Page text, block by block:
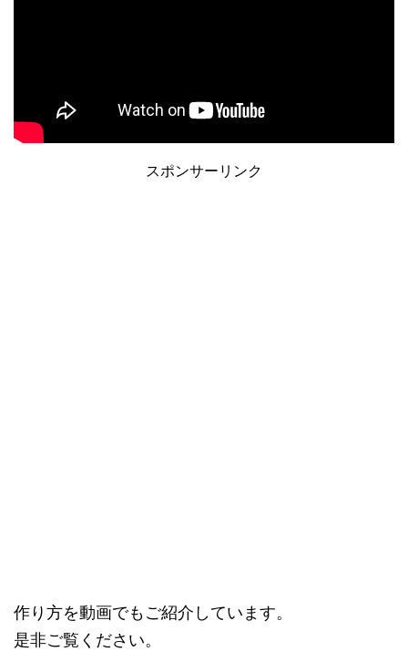
スポンサーリンク
作り方を動画でもご紹介しています。
是非ご覧ください。